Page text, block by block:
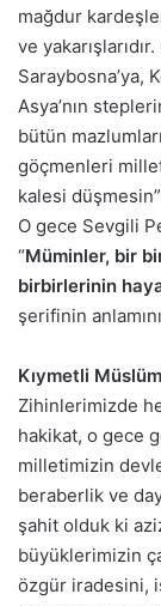
mağdur
ve
Saraybosna’ya,
Asya’nın
bütün
göçmenleri
kalesi
O gece Sevgili
“Müminler, bir
birbirlerinin
şerifinin
Kıymetli
Zihinlerimizde
hakikat, o gece
milletimizin
beraberlik ve
şahit olduk ki
büyüklerimizin
özgür iradesini,